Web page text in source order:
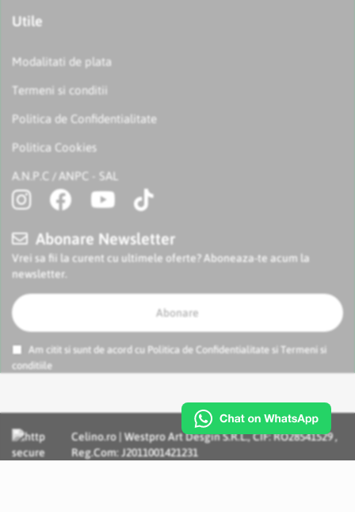
Utile
Modalitati de plata
Termeni si conditii
Politica de Confidentialitate
Politica Cookies
A.N.P.C / ANPC - SAL
Abonare Newsletter
Vrei sa fii la curent cu ultimele oferte? Aboneaza-te acum la
newsletter.
Abonare
Am citit si sunt de acord cu Politica de Confidentialitate si
Termeni si
conditiile
Celino.ro | Westpro Art Desgin S.R.L., CIF: RO28541529 ,
Reg.Com: J2011001421231